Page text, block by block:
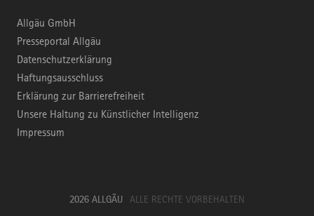
Allgäu GmbH
Presseportal Allgäu
Datenschutzerklärung
Haftungsausschluss
Erklärung zur Barrierefreiheit
Unsere Haltung zu Künstlicher Intelligenz
Impressum
2026 ALLGÄU ALLE RECHTE VORBEHALTEN